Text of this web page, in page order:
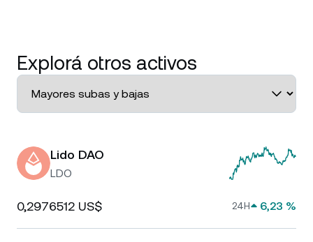
Explorá otros activos
Lido DAO
LDO
0,2976512 US$ 24H 6,23 %